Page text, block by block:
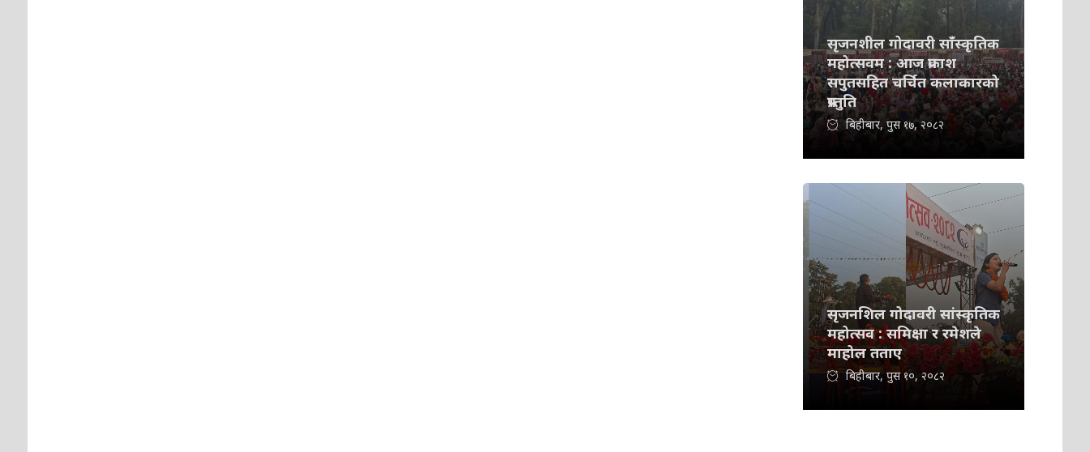
सृजनशील गोदावरी साँस्कृतिक
महोत्सवम : आज प्रकाश
सपुतसहित चर्चित कलाकारको
प्रस्तुति
बिहीबार, पुस १७, २०८२
सृजनशिल गोदावरी सांस्कृतिक
महोत्सव : समिक्षा र रमेशले
माहोल तताए
बिहीबार, पुस १०, २०८२